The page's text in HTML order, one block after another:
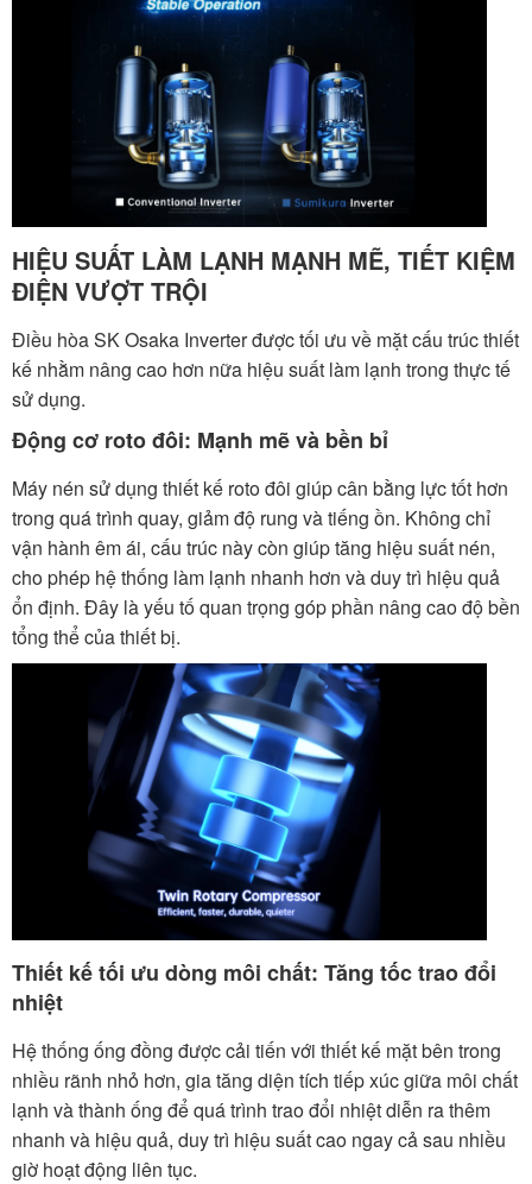
HIỆU SUẤT LÀM LẠNH MẠNH MẼ, TIẾT KIỆM
ĐIỆN VƯỢT TRỘI
Điều hòa SK Osaka Inverter được tối ưu về mặt cấu trúc thiết
kế nhằm nâng cao hơn nữa hiệu suất làm lạnh trong thực tế
sử dụng.
Động cơ roto đôi: Mạnh mẽ và bền bỉ
Máy nén sử dụng thiết kế roto đôi giúp cân bằng lực tốt hơn
trong quá trình quay, giảm độ rung và tiếng ồn. Không chỉ
vận hành êm ái, cấu trúc này còn giúp tăng hiệu suất nén,
cho phép hệ thống làm lạnh nhanh hơn và duy trì hiệu quả
ổn định. Đây là yếu tố quan trọng góp phần nâng cao độ bền
tổng thể của thiết bị.
Thiết kế tối ưu dòng môi chất: Tăng tốc trao đổi
nhiệt
Hệ thống ống đồng được cải tiến với thiết kế mặt bên trong
nhiều rãnh nhỏ hơn, gia tăng diện tích tiếp xúc giữa môi chất
lạnh và thành ống để quá trình trao đổi nhiệt diễn ra thêm
nhanh và hiệu quả, duy trì hiệu suất cao ngay cả sau nhiều
giờ hoạt động liên tục.